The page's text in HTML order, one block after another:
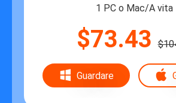
1 PC o Mac/A vita
$73.43
Guardare